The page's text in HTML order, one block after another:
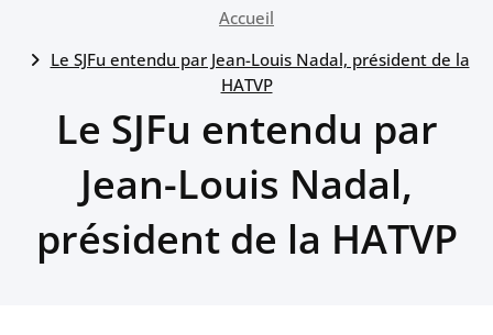
Accueil
Le SJFu entendu par Jean-Louis Nadal, président de la
HATVP
Le SJFu entendu par
Jean-Louis Nadal,
président de la HATVP